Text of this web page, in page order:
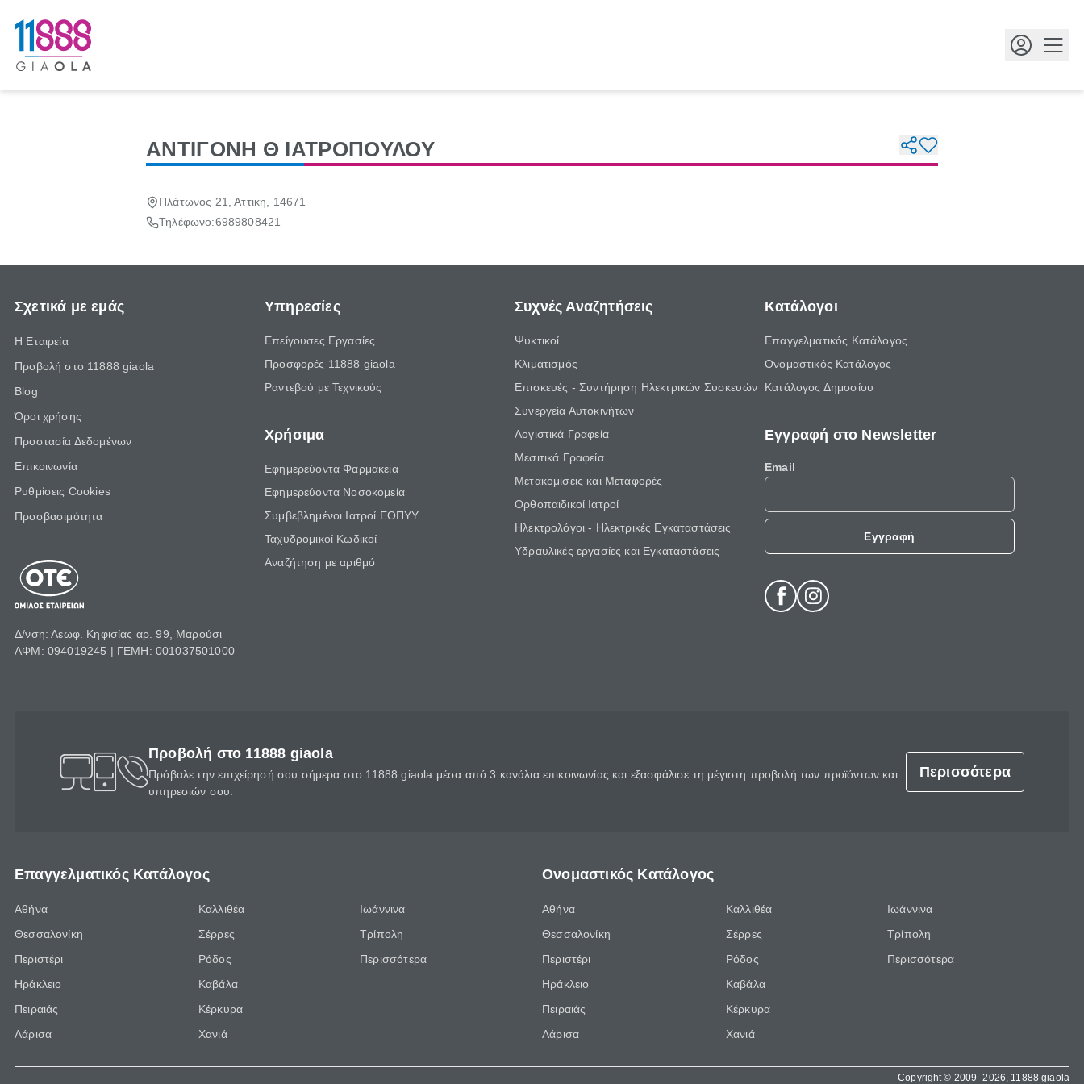
ΑΝΤΙΓΟΝΗ Θ ΙΑΤΡΟΠΟΥΛΟΥ
Πλάτωνος 21, Αττικη, 14671
Τηλέφωνο:6989808421
Σχετικά με εμάς
Η Εταιρεία
Προβολή στο 11888 giaola
Blog
Όροι χρήσης
Προστασία Δεδομένων
Επικοινωνία
Ρυθμίσεις Cookies
Προσβασιμότητα
Δ/νση: Λεωφ. Κηφισίας αρ. 99, Μαρούσι
ΑΦΜ: 094019245 | ΓΕΜΗ: 001037501000
Υπηρεσίες
Επείγουσες Εργασίες
Προσφορές 11888 giaola
Ραντεβού με Τεχνικούς
Χρήσιμα
Εφημερεύοντα Φαρμακεία
Εφημερεύοντα Νοσοκομεία
Συμβεβλημένοι Ιατροί ΕΟΠΥΥ
Ταχυδρομικοί Κωδικοί
Αναζήτηση με αριθμό
Συχνές Αναζητήσεις
Ψυκτικοί
Κλιματισμός
Επισκευές - Συντήρηση Ηλεκτρικών Συσκευών
Συνεργεία Αυτοκινήτων
Λογιστικά Γραφεία
Μεσιτικά Γραφεία
Μετακομίσεις και Μεταφορές
Ορθοπαιδικοί Ιατροί
Ηλεκτρολόγοι - Ηλεκτρικές Εγκαταστάσεις
Υδραυλικές εργασίες και Εγκαταστάσεις
Κατάλογοι
Επαγγελματικός Κατάλογος
Ονομαστικός Κατάλογος
Κατάλογος Δημοσίου
Εγγραφή στο Newsletter
Email
Εγγραφή
Προβολή στο 11888 giaola
Πρόβαλε την επιχείρησή σου σήμερα στο 11888 giaola μέσα από 3 κανάλια επικοινωνίας και εξασφάλισε τη μέγιστη προβολή των προϊόντων και
υπηρεσιών σου.
Περισσότερα
Επαγγελματικός Κατάλογος
Αθήνα
Θεσσαλονίκη
Περιστέρι
Ηράκλειο
Πειραιάς
Λάρισα
Καλλιθέα
Σέρρες
Ρόδος
Καβάλα
Κέρκυρα
Χανιά
Ιωάννινα
Τρίπολη
Περισσότερα
Ονομαστικός Κατάλογος
Αθήνα
Θεσσαλονίκη
Περιστέρι
Ηράκλειο
Πειραιάς
Λάρισα
Καλλιθέα
Σέρρες
Ρόδος
Καβάλα
Κέρκυρα
Χανιά
Ιωάννινα
Τρίπολη
Περισσότερα
Copyright © 2009–2026, 11888 giaola